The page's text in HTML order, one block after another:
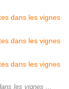
les vignes ...